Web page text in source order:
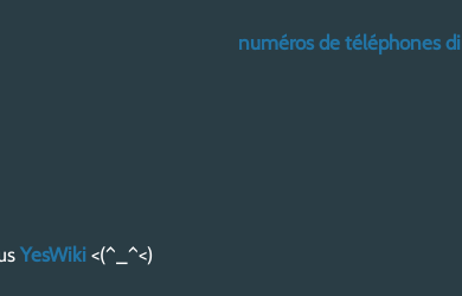
numéros de téléphones
YesWiki <(^_^<)